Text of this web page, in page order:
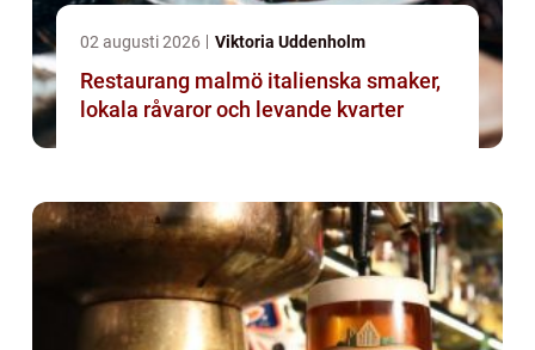
02 augusti 2026 Viktoria Uddenholm
Restaurang malmö italienska smaker,
lokala råvaror och levande kvarter